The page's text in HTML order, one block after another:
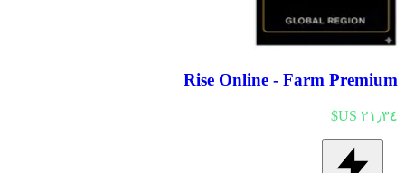
Rise Online - Farm Premium